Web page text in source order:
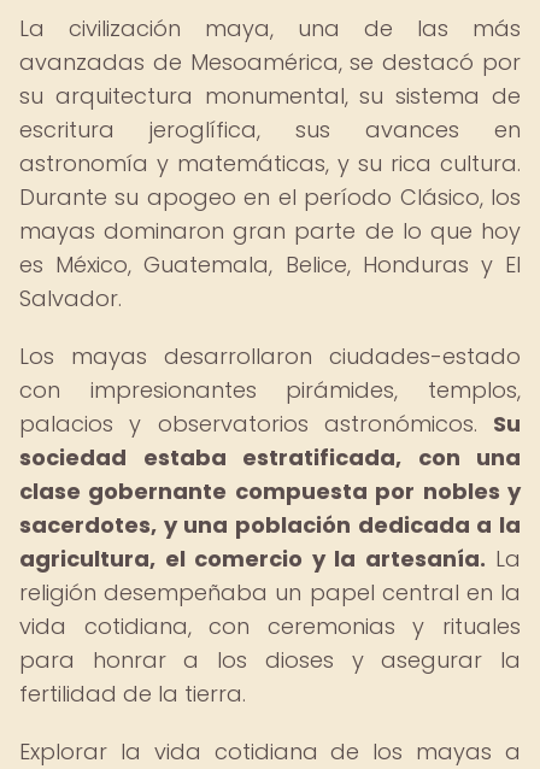
La civilización maya, una de las más
avanzadas de Mesoamérica, se destacó por
su arquitectura monumental, su sistema de
escritura jeroglífica, sus avances en
astronomía y matemáticas, y su rica cultura.
Durante su apogeo en el período Clásico, los
mayas dominaron gran parte de lo que hoy
es México, Guatemala, Belice, Honduras y El
Salvador.
Los mayas desarrollaron ciudades-estado
con impresionantes pirámides, templos,
palacios y observatorios astronómicos. Su
sociedad estaba estratificada, con una
clase gobernante compuesta por nobles y
sacerdotes, y una población dedicada a la
agricultura, el comercio y la artesanía. La
religión desempeñaba un papel central en la
vida cotidiana, con ceremonias y rituales
para honrar a los dioses y asegurar la
fertilidad de la tierra.
Explorar la vida cotidiana de los mayas a